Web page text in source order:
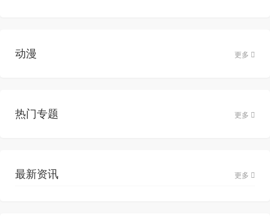
动漫 更多
热门专题 更多
最新资讯 更多